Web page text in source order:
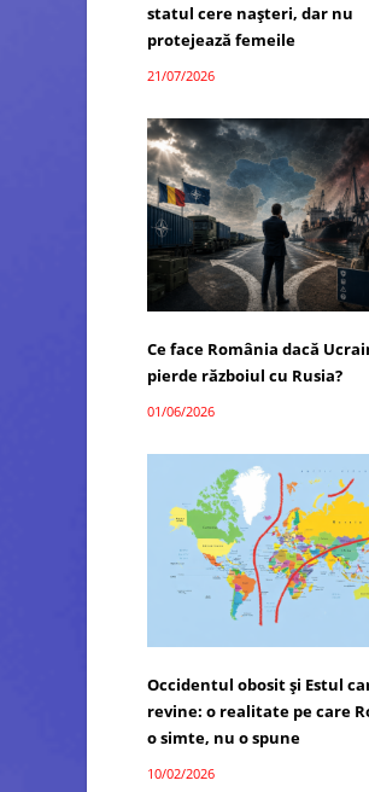
statul cere nașteri, dar nu
protejează femeile
21/07/2026
Ce face România dacă
pierde războiul cu Rusia?
01/06/2026
Occidentul obosit și Estul
revine: o realitate pe care
o simte, nu o spune
10/02/2026